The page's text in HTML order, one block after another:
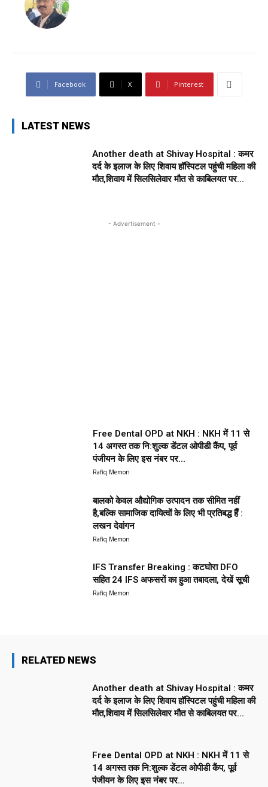
Facebook X Pinterest
LATEST NEWS
Another death at Shivay Hospital : कमर
दर्द के इलाज के लिए शिवाय हॉस्पिटल पहुंची महिला की
मौत,शिवाय में सिलसिलेवार मौत से काबिलयत पर...
- Advertisement -
Free Dental OPD at NKH : NKH में 11 से
14 अगस्त तक नि:शुल्क डेंटल ओपीडी कैंप, पूर्व
पंजीयन के लिए इस नंबर पर...
Rafiq Memon
बालको केवल औद्योगिक उत्पादन तक सीमित नहीं
है,बल्कि सामाजिक दायित्वों के लिए भी प्रतिबद्ध हैँ :
लखन देवांगन
Rafiq Memon
IFS Transfer Breaking : कटघोरा DFO
सहित 24 IFS अफसरों का हुआ तबादला, देखें सूची
Rafiq Memon
RELATED NEWS
Another death at Shivay Hospital : कमर
दर्द के इलाज के लिए शिवाय हॉस्पिटल पहुंची महिला की
मौत,शिवाय में सिलसिलेवार मौत से काबिलयत पर...
Free Dental OPD at NKH : NKH में 11 से
14 अगस्त तक नि:शुल्क डेंटल ओपीडी कैंप, पूर्व
पंजीयन के लिए इस नंबर पर...